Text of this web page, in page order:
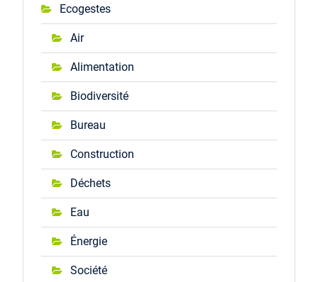
Ecogestes
Air
Alimentation
Biodiversité
Bureau
Construction
Déchets
Eau
Énergie
Société